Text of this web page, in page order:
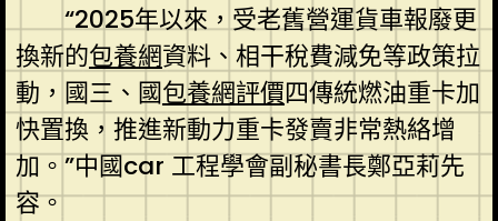
“2025年以來，受老舊營運貨車報廢更
換新的包養網資料、相干稅費減免等政策拉
動，國三、國包養網評價四傳統燃油重卡加
快置換，推進新動力重卡發賣非常熱絡增
加。”中國car 工程學會副秘書長鄭亞莉先
容。